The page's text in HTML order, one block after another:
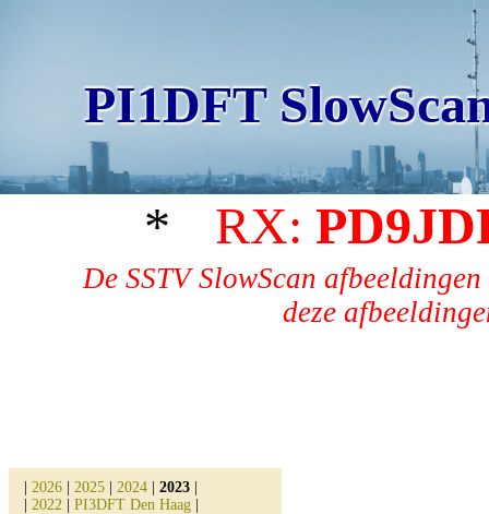
PI1DFT
* RX:
De SSTV SlowScan
deze
2026 2025 2024 2023
2022 PI3DFT Den Haag